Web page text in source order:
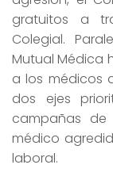
gratuitos a
Colegial.
Mutual Médica
a los médicos
dos ejes
campañas
médico
laboral.